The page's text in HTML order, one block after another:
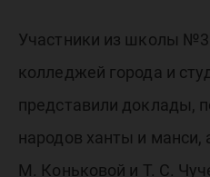
Участники из школы
колледжей города и
представили доклады,
народов ханты и манси,
М. Коньковой и Т. С.